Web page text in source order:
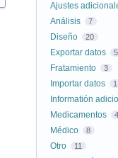
Ajustes
Análisis 7
Diseño 20
Exportar datos 5
Fratamiento 3
Importar datos 1
Informatión
Medicamentos
Médico 8
Otro 11